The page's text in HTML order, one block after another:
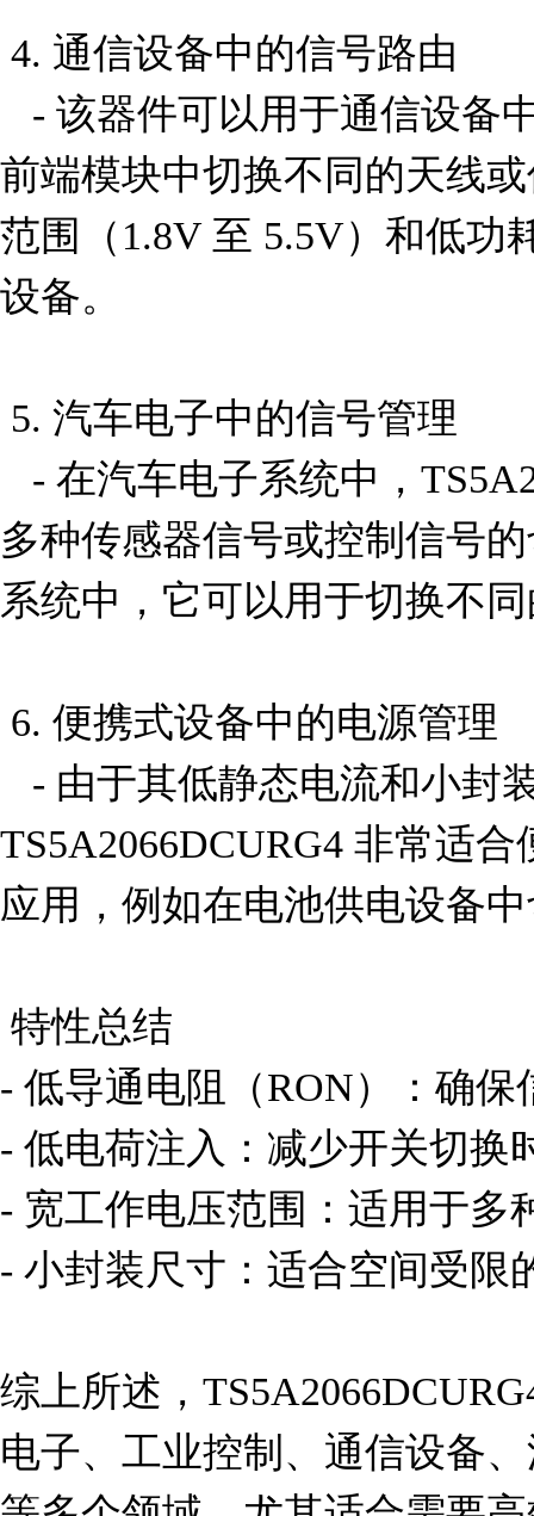
前端模块中切换不同的天线
范围（1.8V 至 5.5V）和低功
设备。
多种传感器信号或控制信号
系统中，它可以用于切换不
TS5A2066DCURG4 非常适
应用，例如在电池供电设备
- 低导通电阻（RON）：确
- 低电荷注入：减少开关切换
- 宽工作电压范围：适用于多
- 小封装尺寸：适合空间受限
综上所述，
电子、工业控制、通信设备